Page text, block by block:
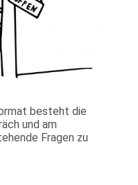
besteht die
und am
Fragen zu